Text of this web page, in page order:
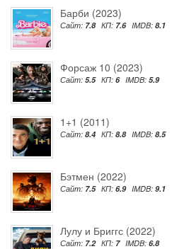
Барби (2023)
Сайт: 7.8 КП: 7.6 IMDB: 8.1
Форсаж 10 (2023)
Сайт: 5.5 КП: 6 IMDB: 5.9
1+1 (2011)
Сайт: 8.4 КП: 8.8 IMDB: 8.5
Бэтмен (2022)
Сайт: 7.5 КП: 6.9 IMDB: 9.1
Лулу и Бриггс (2022)
Сайт: 7.2 КП: 7 IMDB: 6.8